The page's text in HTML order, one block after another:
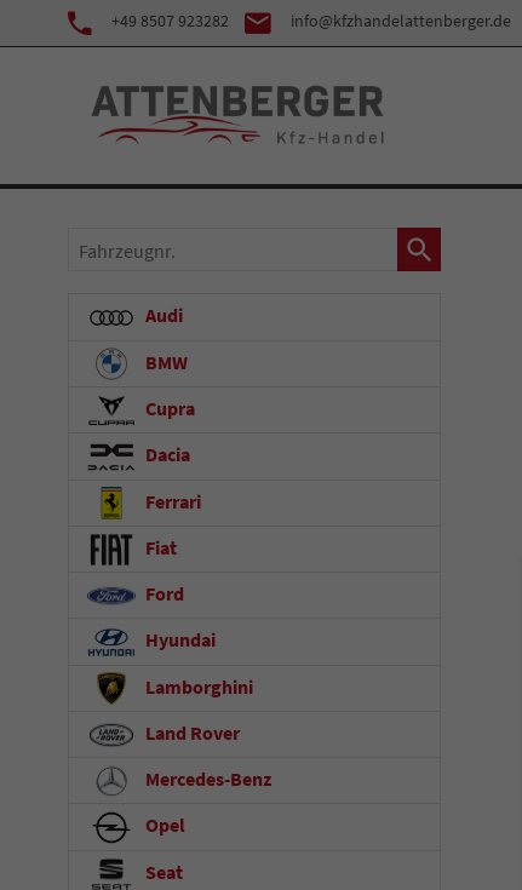
+49 8507 923282 info@kfzhandelattenberger.de
Fahrzeugnr.
Audi
BMW
Cupra
Dacia
Ferrari
Fiat
Ford
Hyundai
Lamborghini
Land Rover
Mercedes-Benz
Opel
Seat